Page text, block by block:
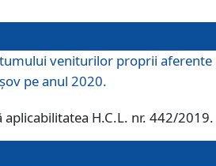
veniturilor proprii aferente
pe anul 2020.
aplicabilitatea H.C.L. nr. 442/2019.